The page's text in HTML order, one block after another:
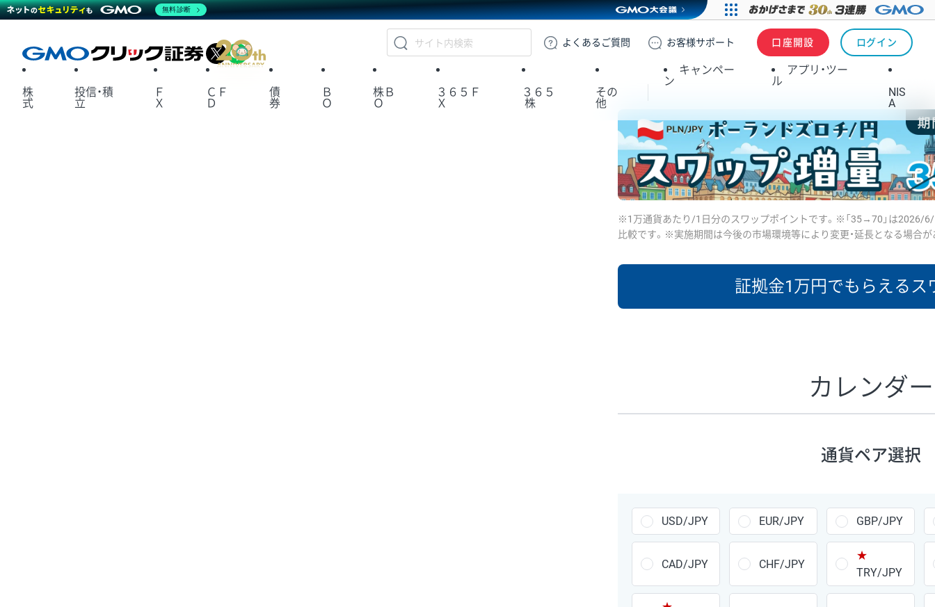
GMOクリック証券
よくある ご質問 お客様サポート 口座開設 ログイン
X
株
式
投信・積
立
Ｆ
Ｘ
ＣＦ
Ｄ
債
券
Ｂ
Ｏ
株Ｂ
Ｏ
３６５Ｆ
Ｘ
３６５
株
その
他
キャンペー
ン
アプリ・ツー
ル
NIS
A
※1万通貨あたり/1日分のスワップポイントです。※「35→70」は2026/6/
比較です。※実施期間は今後の市場環境等により変更・延長となる場合が
証拠金1万円でもらえるス
あたりの
ポイント
GBP/JPY 170円
AUD/JPY 106円
NZD/JPY 28円
カレンダー
通貨ペア選択
USD/JPY EUR/JPY GBP/JPY
CAD/JPY CHF/JPY
★
TRY/JPY
無料診断